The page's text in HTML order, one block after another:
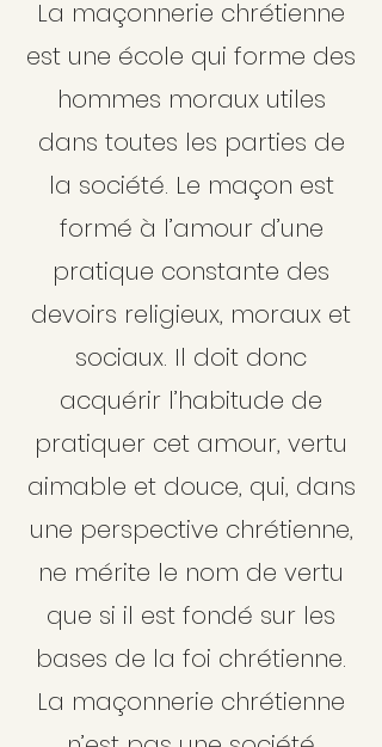
La maçonnerie chrétienne
est une école qui forme des
hommes moraux utiles
dans toutes les parties de
la société. Le maçon est
formé à l’amour d’une
pratique constante des
devoirs religieux, moraux et
sociaux. Il doit donc
acquérir l’habitude de
pratiquer cet amour, vertu
aimable et douce, qui, dans
une perspective chrétienne,
ne mérite le nom de vertu
que si il est fondé sur les
bases de la foi chrétienne.
La maçonnerie chrétienne